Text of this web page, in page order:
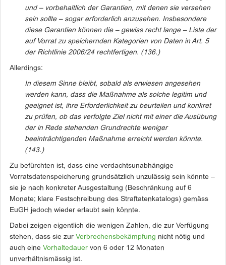
und – vorbehaltlich der Garantien, mit denen sie versehen
sein sollte – sogar erforderlich anzusehen. Insbesondere
diese Garantien können die – gewiss recht lange – Liste der
auf Vorrat zu speichernden Kategorien von Daten in Art. 5
der Richtlinie 2006/24 rechtfertigen. (136.)
Allerdings:
In diesem Sinne bleibt, sobald als erwiesen angesehen
werden kann, dass die Maßnahme als solche legitim und
geeignet ist, ihre Erforderlichkeit zu beurteilen und konkret
zu prüfen, ob das verfolgte Ziel nicht mit einer dieAusübung
der in Rede stehenden Grundrechte weniger
beeinträchtigenden Maßnahme erreicht werden könnte.
(143.)
Zu befürchten ist, dass eine verdachtsunabhängige
Vorratsdatenspeicherung grundsätzlich unzulässig sein könnte –
sie je nach konkreter Ausgestaltung (Beschränkung auf 6
Monate; klare Festschreibung des Straftatenkatalogs) gemäss
EuGH jedoch wieder erlaubt sein könnte.
Dabei zeigen eigentlich die wenigen Zahlen, die zur Verfügung
stehen, dass sie zur Verbrechensbekämpfung nicht nötig und
auch eine Vorhaltedauer von 6 oder 12 Monaten
unverhältnismässig ist.